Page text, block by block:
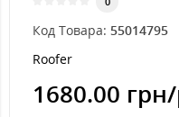
Код Товара: 55014795
Roofer
1680.00 грн